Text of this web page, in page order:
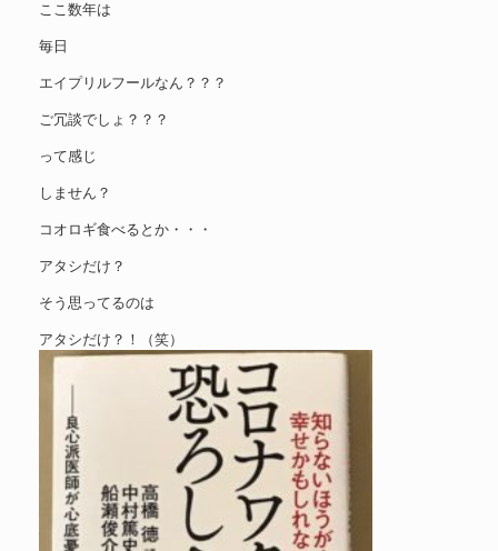
ここ数年は
毎日
エイプリルフールなん？？？
ご冗談でしょ？？？
って感じ
しません？
コオロギ食べるとか・・・
アタシだけ？
そう思ってるのは
アタシだけ？！（笑）